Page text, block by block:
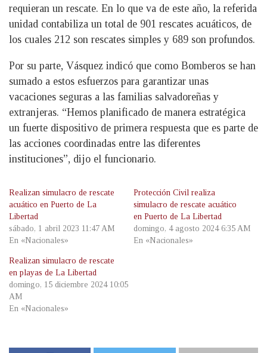
requieran un rescate. En lo que va de este año, la referida
unidad contabiliza un total de 901 rescates acuáticos, de
los cuales 212 son rescates simples y 689 son profundos.
Por su parte, Vásquez indicó que como Bomberos se han
sumado a estos esfuerzos para garantizar unas
vacaciones seguras a las familias salvadoreñas y
extranjeras. “Hemos planificado de manera estratégica
un fuerte dispositivo de primera respuesta que es parte de
las acciones coordinadas entre las diferentes
instituciones”, dijo el funcionario.
Realizan simulacro de rescate
acuático en Puerto de La
Libertad
sábado, 1 abril 2023 11:47 AM
En «Nacionales»
Protección Civil realiza
simulacro de rescate acuático
en Puerto de La Libertad
domingo, 4 agosto 2024 6:35 AM
En «Nacionales»
Realizan simulacro de rescate
en playas de La Libertad
domingo, 15 diciembre 2024 10:05
AM
En «Nacionales»